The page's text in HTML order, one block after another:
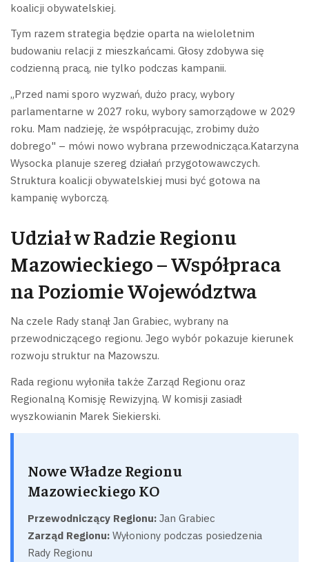
koalicji obywatelskiej.
Tym razem strategia będzie oparta na wieloletnim
budowaniu relacji z mieszkańcami. Głosy zdobywa się
codzienną pracą, nie tylko podczas kampanii.
„Przed nami sporo wyzwań, dużo pracy, wybory
parlamentarne w 2027 roku, wybory samorządowe w 2029
roku. Mam nadzieję, że współpracując, zrobimy dużo
dobrego" – mówi nowo wybrana przewodnicząca.Katarzyna
Wysocka planuje szereg działań przygotowawczych.
Struktura koalicji obywatelskiej musi być gotowa na
kampanię wyborczą.
Udział w Radzie Regionu
Mazowieckiego – Współpraca
na Poziomie Województwa
Na czele Rady stanął Jan Grabiec, wybrany na
przewodniczącego regionu. Jego wybór pokazuje kierunek
rozwoju struktur na Mazowszu.
Rada regionu wyłoniła także Zarząd Regionu oraz
Regionalną Komisję Rewizyjną. W komisji zasiadł
wyszkowianin Marek Siekierski.
Nowe Władze Regionu
Mazowieckiego KO
Przewodniczący Regionu: Jan Grabiec
Zarząd Regionu: Wyłoniony podczas posiedzenia
Rady Regionu